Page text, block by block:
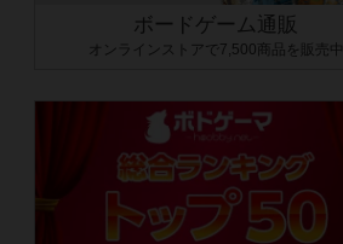
ボードゲーム通販
オンラインストアで7,500商品を販売中